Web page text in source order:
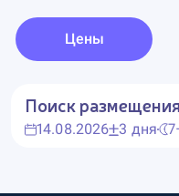
Цены
Поиск
14.08.2026 3 дня